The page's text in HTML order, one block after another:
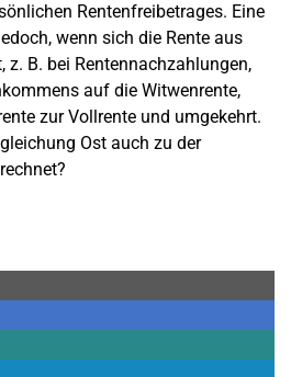
Rentenfreibetrages. Eine
wenn sich die Rente aus
z. B. bei Rentennachzahlungen,
auf die Witwenrente,
zur Vollrente und umgekehrt.
Ost auch zu der